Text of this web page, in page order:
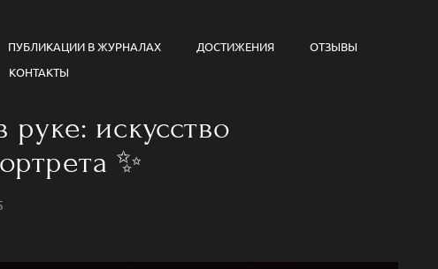
ПУБЛИКАЦИИ В ЖУРНАЛАХ ДОСТИЖЕНИЯ
ОТЗЫВЫ
КОНТАКТЫ
руке: искусство
✨